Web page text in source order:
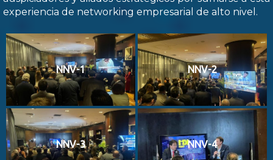
experiencia de networking empresarial de alto nivel.
NNV-1 NNV-2
NNV-3 NNV-4